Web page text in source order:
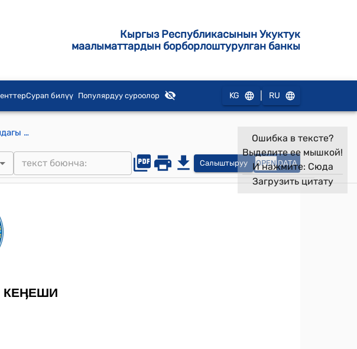
Кыргыз Республикасынын Укуктук
маалыматтардын борборлоштурулган банкы
Сурап билүү Популярдуу суроолор KG RU
Т. Зулпуев айыл аймагынын айылдык кеңешинин 2025-жылдын 31-мартындагы №7-3 Т. Зулпуев айыл аймагынын айыл өкмөтү мекемесинин Кашкалдак айылындагы Баарын бөлүмүнүн жайыт категориясында турган №552 контурда жайгашкан 0,10га жер аянтын “Суу фондунун жерлери” категориясына которуу (трансформациялоо) жөнүндө токтому
Салыштыруу OPEN DATA
Ошибка в тексте?
Выделите ее мышкой!
И нажмите: Сюда
Загрузить цитату